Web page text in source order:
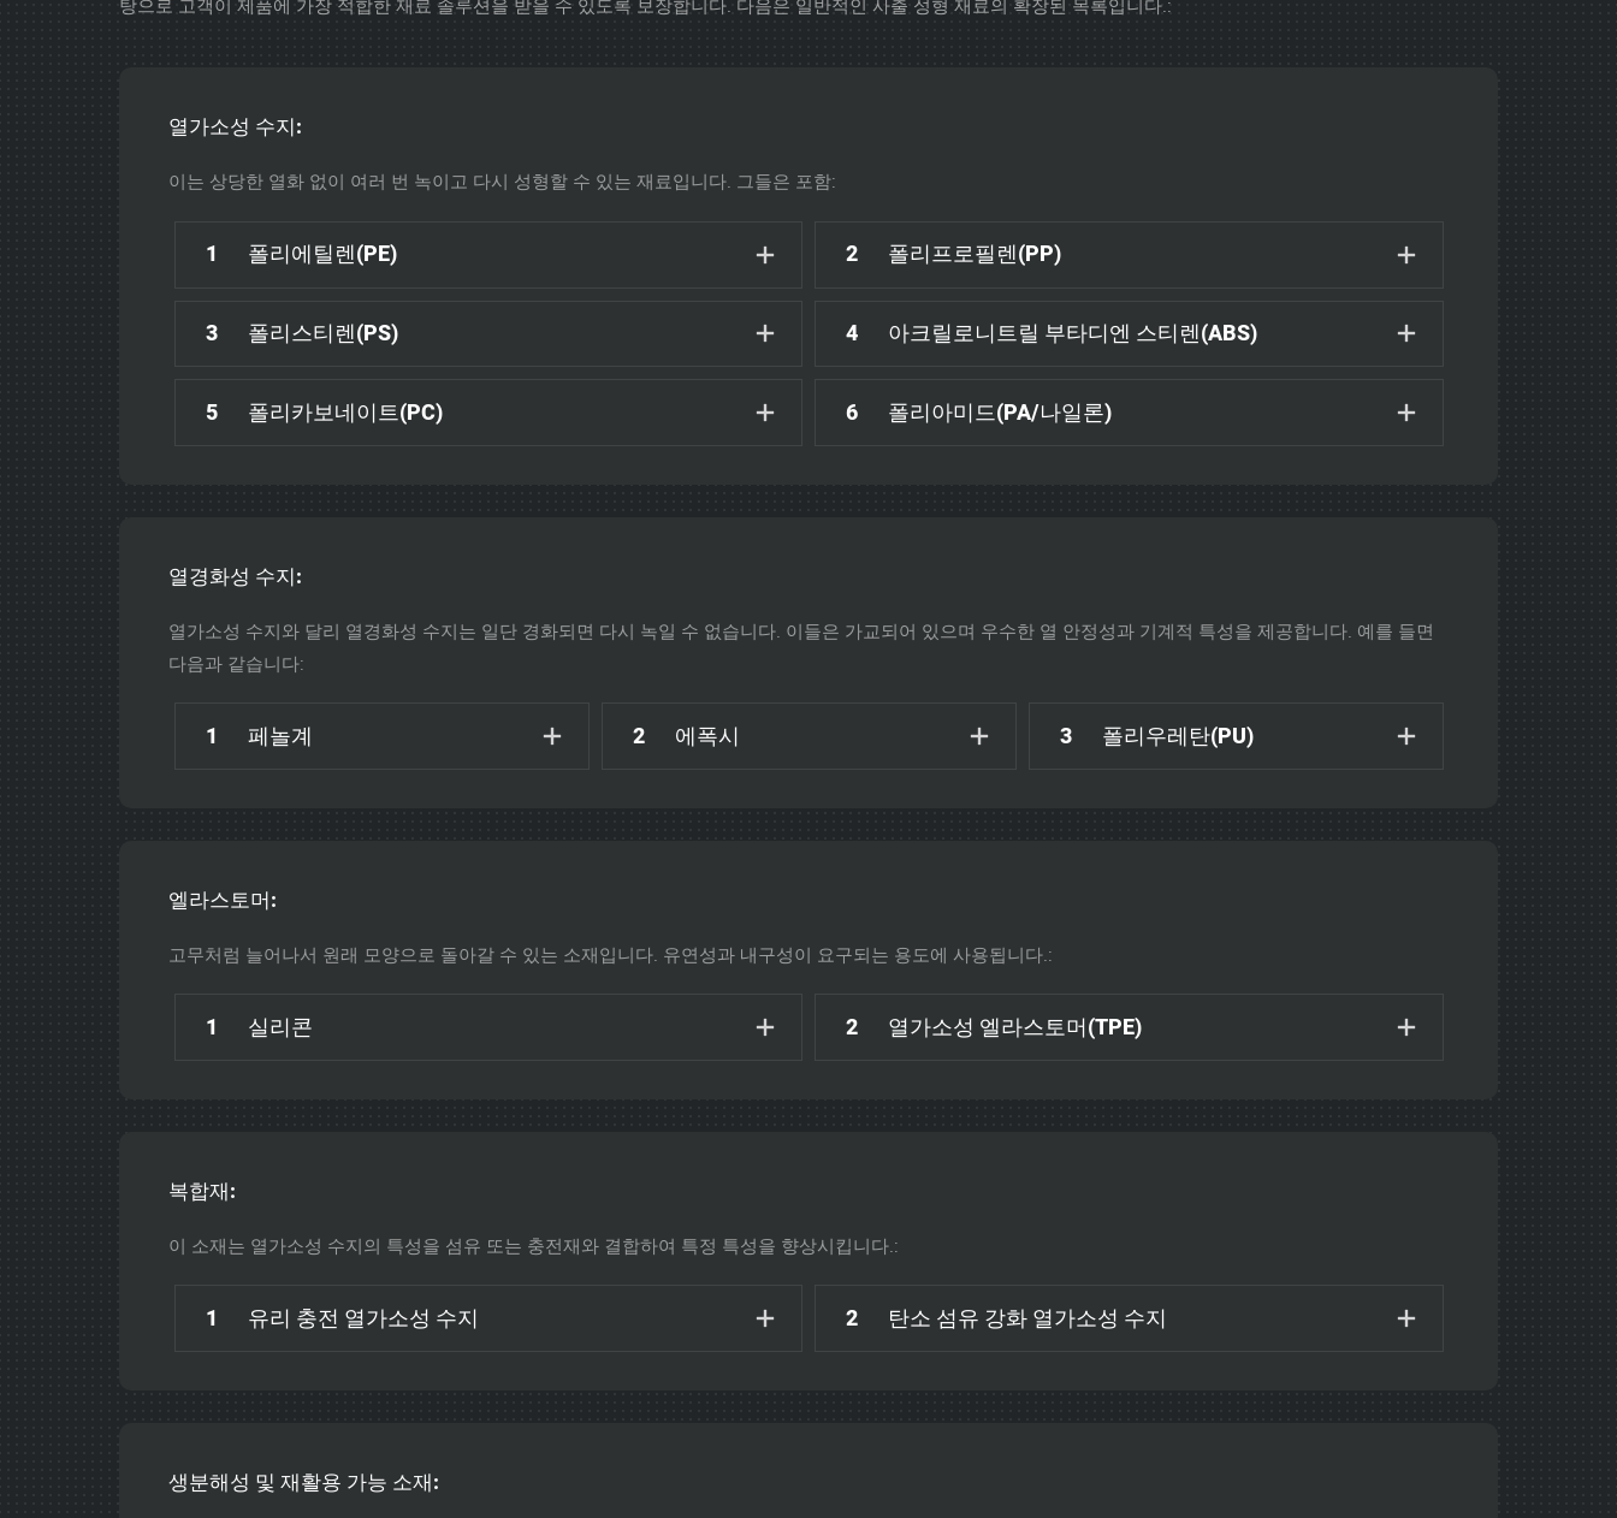
탕으로 고객이 제품에 가장 적합한 재료 솔루션을 받을 수 있도록 보장합니다. 다음은 일반적인 사출 성형 재료의 확장된 목록입니다.:
열가소성 수지:
이는 상당한 열화 없이 여러 번 녹이고 다시 성형할 수 있는 재료입니다. 그들은 포함:
1 폴리에틸렌(PE) 2 폴리프로필렌(PP)
3 폴리스티렌(PS) 4 아크릴로니트릴 부타디엔 스티렌(ABS)
5 폴리카보네이트(PC) 6 폴리아미드(PA/나일론)
열경화성 수지:
열가소성 수지와 달리 열경화성 수지는 일단 경화되면 다시 녹일 수 없습니다. 이들은 가교되어 있으며 우수한 열 안정성과 기계적 특성을 제공합니다. 예를 들면
다음과 같습니다:
1 페놀계 2 에폭시 3 폴리우레탄(PU)
엘라스토머:
고무처럼 늘어나서 원래 모양으로 돌아갈 수 있는 소재입니다. 유연성과 내구성이 요구되는 용도에 사용됩니다.:
1 실리콘 2 열가소성 엘라스토머(TPE)
복합재:
이 소재는 열가소성 수지의 특성을 섬유 또는 충전재와 결합하여 특정 특성을 향상시킵니다.:
1 유리 충전 열가소성 수지 2 탄소 섬유 강화 열가소성 수지
생분해성 및 재활용 가능 소재: